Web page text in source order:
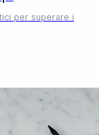
per superare i